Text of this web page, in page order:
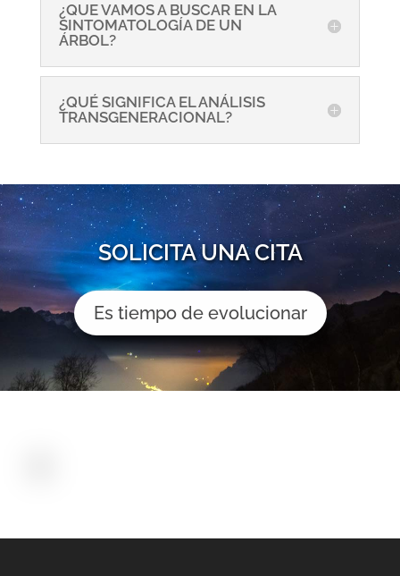
¿QUE VAMOS A BUSCAR EN LA
SINTOMATOLOGÍA DE UN
ÁRBOL?
¿QUÉ SIGNIFICA EL ANÁLISIS
TRANSGENERACIONAL?
SOLICITA UNA CITA
Es tiempo de evolucionar